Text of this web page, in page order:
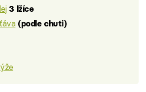
3 lžíce
(podle chuti)